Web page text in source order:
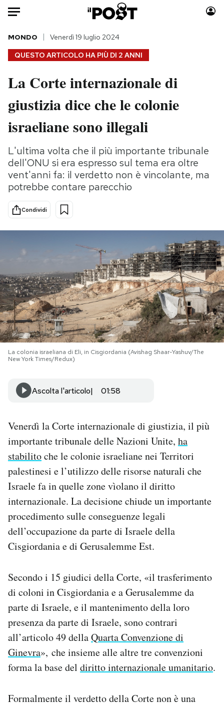
Auto
HOME
Italia
Politica
Tecnologia
Scienza
Cultura
Economia
Sport
Moda
Consumismi
Storie/Idee
Media
Europa
Altrecose
NEWSLETTER
I MIEI PREFERITI
SHOP
Area Personale
Newsletter
Notifiche mobile
Regala il Post
Hai bisogno di aiuto?
QUESTO ARTICOLO HA PIÙ DI 2 ANNI
MONDO Venerdì 19 luglio 2024
La Corte internazionale di
giustizia dice che le colonie
israeliane sono illegali
L'ultima volta che il più importante tribunale
dell'ONU si era espresso sul tema era oltre
vent'anni fa: il verdetto non è vincolante, ma
potrebbe contare parecchio
Condividi
La colonia israeliana di Eli, in Cisgiordania (Avishag Shaar-Yashuv/The
New York Times/Redux)
Ascolta l'articolo 01:58
Venerdì la Corte internazionale di giustizia, il più
importante tribunale delle Nazioni Unite, ha
stabilitoche le colonie israeliane nei Territori
palestinesi e l’utilizzo delle risorse naturali che
Israele fa in quelle zone vìolano il diritto
internazionale. La decisione chiude un importante
procedimento sulle conseguenze legali
dell’occupazione da parte di Israele della
Cisgiordania e di Gerusalemme Est.
Secondo i 15 giudici della Corte, «il trasferimento
di coloni in Cisgiordania e a Gerusalemme da
parte di Israele, e il mantenimento della loro
presenza da parte di Israele, sono contrari
all’articolo 49 dellaQuarta Convenzione di
Ginevra», che insieme alle altre tre convenzioni
forma la base del diritto internazionale umanitario.
Formalmente il verdetto della Corte non è una